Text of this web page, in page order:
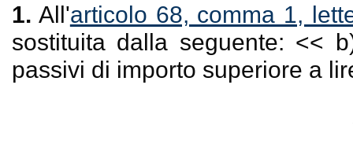
1. All'articolo 68, comma 1,
sostituita dalla seguente: <<
passivi di importo superiore a